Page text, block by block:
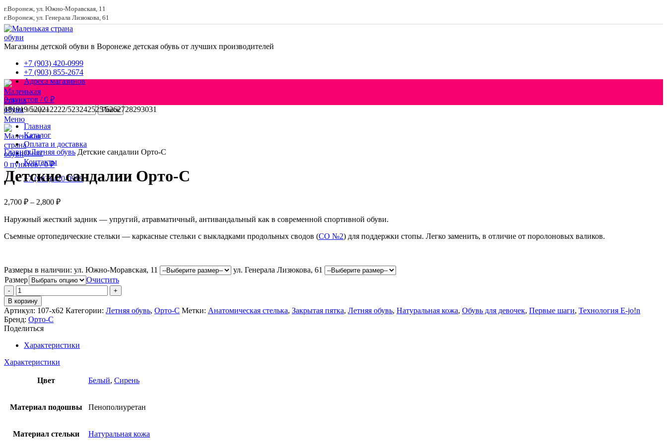
г.Воронеж, ул. Южно-Моравская, 11
г.Воронеж, ул. Генерала Лизюкова, 61
Магазины детской обуви в Воронеже детская обувь от лучших производителей
+7 (903) 420-0999
+7 (903) 855-2674
Адреса магазинов
0пунктов / 0 ₽
Поиск
Меню
0 пунктов / 0₽
Главная
Каталог
Оплата и доставка
О нас
Контакты
+7 (903) 420-0999
181919/520212222/523242525/5262728293031
Увеличить
ГлавнаяЛетняя обувь Детские сандалии Орто-С
Детские сандалии Орто-С
2,700 ₽ – 2,800 ₽Диапазон
2,700 ₽
2,800 ₽
Наружный жесткий задник — упругий, атравматичный, антивандальный как в современной спортивной обуви.
Съемные ортопедические стельки — каркасные стельки с выкладками продольных сводов (СО №2) для поддержки стопы. Легко заменить, в отличие от поролоновых валиков.
Размеры в наличии: ул. Южно-Моравская, 11
ул. Генерала Лизюкова, 61
Размер
Очистить
Количество
товара
Детские
сандалии
Орто-
С
В корзину
Артикул: 107-х62 Категории: Летняя обувь, Орто-С Метки: Анатомическая стелька, Закрытая пятка, Летняя обувь, Натуральная кожа, Обувь для девочек, Первые шаги, Технология Е-jo!n
Бренд: Орто-С
Поделиться
Характеристики
Характеристики
Цвет Белый, Сирень
Материал подошвы Пенополиуретан
Материал стельки Натуральная кожа